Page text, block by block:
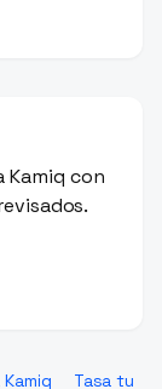
Kamiq con
Tasa tu